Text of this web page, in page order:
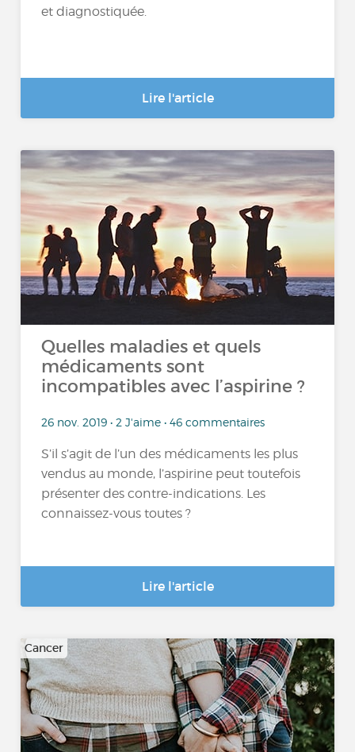
et diagnostiquée.
Lire l'article
Quelles maladies et quels
médicaments sont
incompatibles avec l’aspirine ?
26 nov. 2019 • 2 J'aime • 46 commentaires
S’il s’agit de l’un des médicaments les plus
vendus au monde, l’aspirine peut toutefois
présenter des contre-indications. Les
connaissez-vous toutes ?
Lire l'article
Cancer